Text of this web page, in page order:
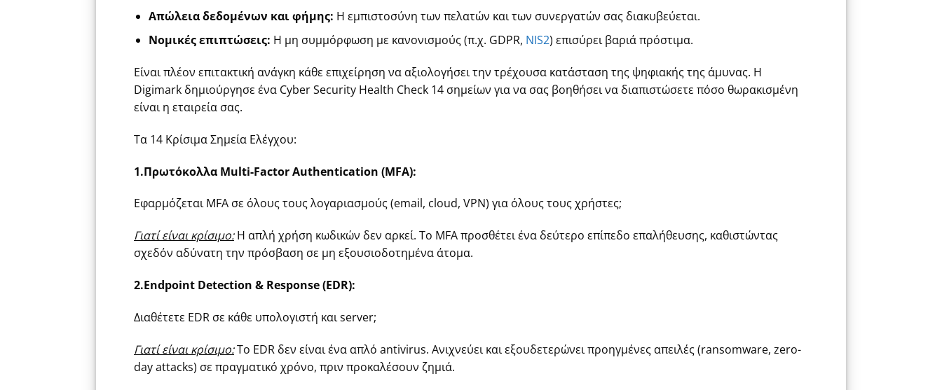
Απώλεια δεδομένων και φήμης: Η εμπιστοσύνη των πελατών και των συνεργατών σας διακυβεύεται.
Νομικές επιπτώσεις: Η μη συμμόρφωση με κανονισμούς (π.χ. GDPR, NIS2) επισύρει βαριά πρόστιμα.
Είναι πλέον επιτακτική ανάγκη κάθε επιχείρηση να αξιολογήσει την τρέχουσα κατάσταση της ψηφιακής της άμυνας. Η
Digimark δημιούργησε ένα Cyber Security Health Check 14 σημείων για να σας βοηθήσει να διαπιστώσετε πόσο θωρακισμένη
είναι η εταιρεία σας.
Τα 14 Κρίσιμα Σημεία Ελέγχου:
1.Πρωτόκολλα Multi-Factor Authentication (MFA):
Εφαρμόζεται MFA σε όλους τους λογαριασμούς (email, cloud, VPN) για όλους τους χρήστες;
Γιατί είναι κρίσιμο:Η απλή χρήση κωδικών δεν αρκεί. Το MFA προσθέτει ένα δεύτερο επίπεδο επαλήθευσης, καθιστώντας
σχεδόν αδύνατη την πρόσβαση σε μη εξουσιοδοτημένα άτομα.
2.Endpoint Detection & Response (EDR):
Διαθέτετε EDR σε κάθε υπολογιστή και server;
Γιατί είναι κρίσιμο:Το EDR δεν είναι ένα απλό antivirus. Ανιχνεύει και εξουδετερώνει προηγμένες απειλές (ransomware, zero-
day attacks) σε πραγματικό χρόνο, πριν προκαλέσουν ζημιά.